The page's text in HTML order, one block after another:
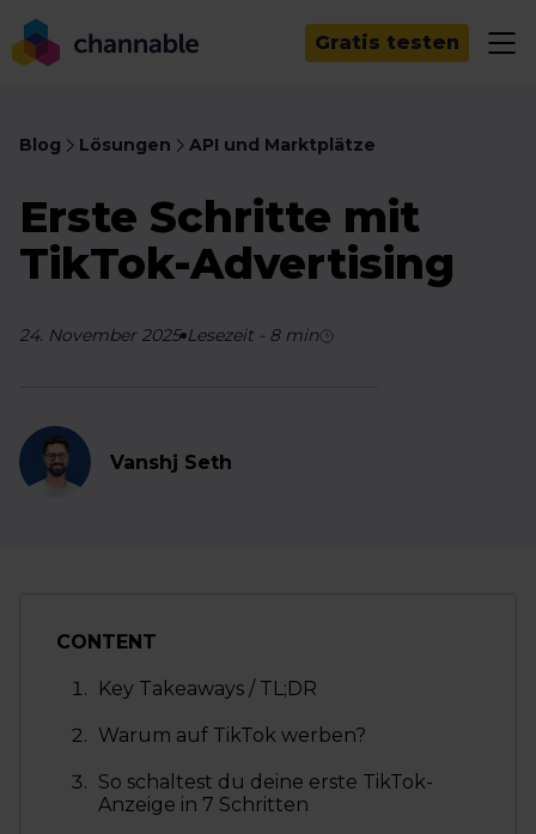
Gratis testen
Blog Lösungen API und Marktplätze
Erste Schritte mit
TikTok-Advertising
24. November 2025 Lesezeit - 8min
Vanshj Seth
CONTENT
Key Takeaways / TL;DR
Warum auf TikTok werben?
So schaltest du deine erste TikTok-
Anzeige in 7 Schritten